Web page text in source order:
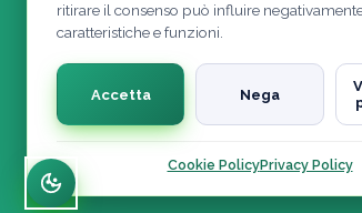
ritirare il consenso può influire
caratteristiche e funzioni.
Accetta Nega
Cookie PolicyPrivacy Policy